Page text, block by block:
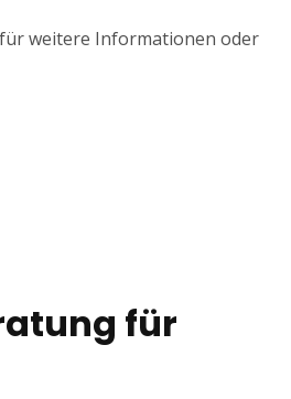
weitere Informationen oder
für